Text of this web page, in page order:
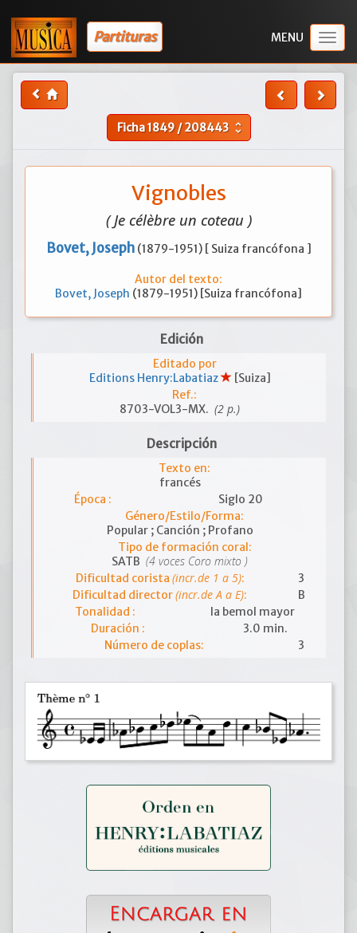
Partituras
Ficha1849/208443 unfold_more
Vignobles
( Je célèbre un coteau )
Bovet, Joseph (1879-1951) [ Suiza francófona ]
Autor del texto:
Bovet, Joseph (1879-1951) [Suiza francófona]
Edición
Editado por
Editions Henry:Labatiaz
[Suiza]
Ref.:
8703-VOL3-MX. (2 p.)
Descripción
Texto en:
francés
Época :
Siglo 20
Género/Estilo/Forma:
Popular ; Canción ; Profano
Tipo de formación coral:
SATB (4 voces Coro mixto )
Dificultad corista (incr.de 1 a 5):
3
Dificultad director(incr.de A a E):
B
Tonalidad :
la bemol mayor
Duración :
3.0 min.
Número de coplas:
3